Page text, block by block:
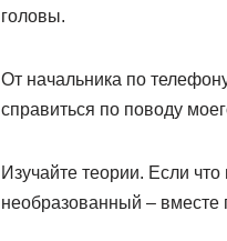
головы.
От начальника по
справиться по поводу
Изучайте теории. Если
необразованный – вместе